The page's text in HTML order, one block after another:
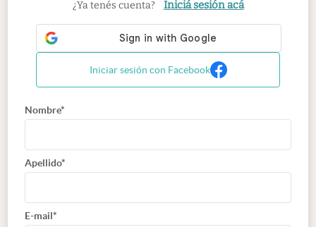
¿Ya tenés cuenta? Iniciá sesión acá
Iniciar sesión con Facebook
Nombre*
Apellido*
E-mail*